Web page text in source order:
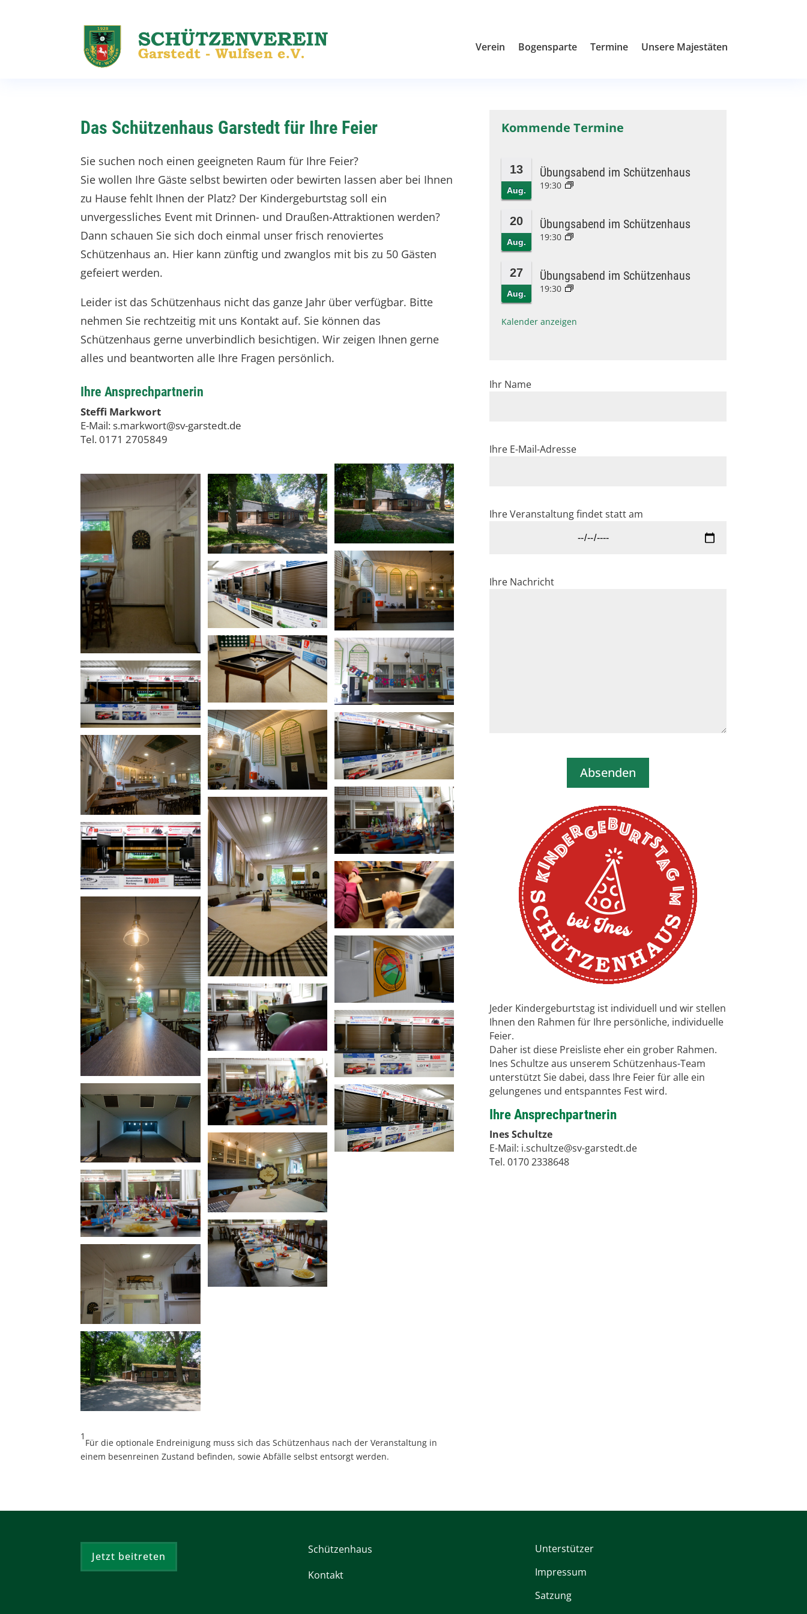
Verein Bogensparte Termine Unsere Majestäten
Das Schützenhaus Garstedt für Ihre Feier
Sie suchen noch einen geeigneten Raum für Ihre Feier?
Sie wollen Ihre Gäste selbst bewirten oder bewirten lassen aber bei Ihnen
zu Hause fehlt Ihnen der Platz? Der Kindergeburtstag soll ein
unvergessliches Event mit Drinnen- und Draußen-Attraktionen werden?
Dann schauen Sie sich doch einmal unser frisch renoviertes
Schützenhaus an. Hier kann zünftig und zwanglos mit bis zu 50 Gästen
gefeiert werden.
Leider ist das Schützenhaus nicht das ganze Jahr über verfügbar. Bitte
nehmen Sie rechtzeitig mit uns Kontakt auf. Sie können das
Schützenhaus gerne unverbindlich besichtigen. Wir zeigen Ihnen gerne
alles und beantworten alle Ihre Fragen persönlich.
Ihre Ansprechpartnerin
Steffi Markwort
E-Mail: s.markwort@sv-garstedt.de
Tel. 0171 2705849
1
Für die optionale Endreinigung muss sich das Schützenhaus nach der Veranstaltung in
einem besenreinen Zustand befinden, sowie Abfälle selbst entsorgt werden.
Kommende Termine
13
Aug.
Übungsabend im Schützenhaus
19:30
20
Aug.
Übungsabend im Schützenhaus
19:30
27
Aug.
Übungsabend im Schützenhaus
19:30
Kalender anzeigen
Ihr Name
Ihre E-Mail-Adresse
Ihre Veranstaltung findet statt am
Ihre Nachricht
Absenden
Jeder Kindergeburtstag ist individuell und wir stellen
Ihnen den Rahmen für Ihre persönliche, individuelle
Feier.
Daher ist diese Preisliste eher ein grober Rahmen.
Ines Schultze aus unserem Schützenhaus-Team
unterstützt Sie dabei, dass Ihre Feier für alle ein
gelungenes und entspanntes Fest wird.
Ihre Ansprechpartnerin
Ines Schultze
E-Mail: i.schultze@sv-garstedt.de
Tel. 0170 2338648
Jetzt beitreten
Schützenhaus
Kontakt
Unterstützer
Impressum
Satzung